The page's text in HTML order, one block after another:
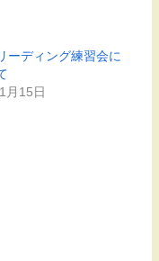
ーディング練習会に
月15日